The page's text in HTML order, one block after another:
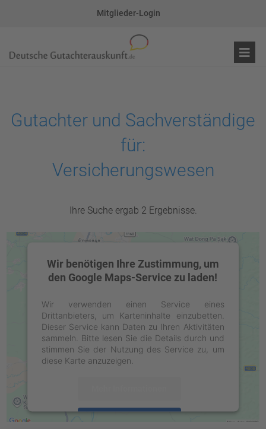
Mitglieder-Login
Gutachter und Sachverständige
für:
Versicherungswesen
Ihre Suche ergab 2 Ergebnisse.
Wir benötigen Ihre Zustimmung, um
den Google Maps-Service zu laden!
Wir verwenden einen Service eines
Drittanbieters, um Karteninhalte einzubetten.
Dieser Service kann Daten zu Ihren Aktivitäten
sammeln. Bitte lesen Sie die Details durch und
stimmen Sie der Nutzung des Service zu, um
diese Karte anzuzeigen.